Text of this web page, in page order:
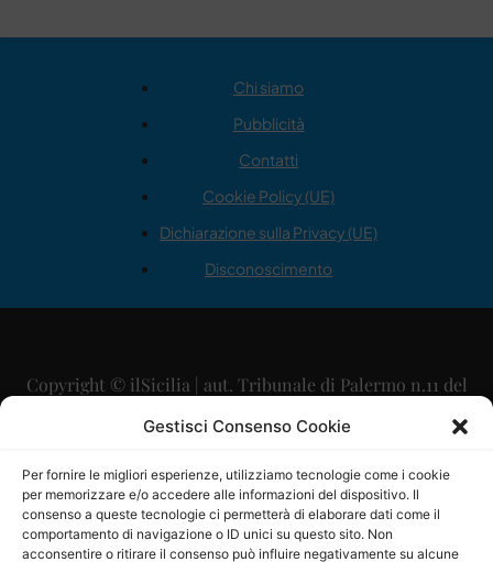
Gestisci Consenso Cookie
Per fornire le migliori esperienze, utilizziamo tecnologie come i cookie
per memorizzare e/o accedere alle informazioni del dispositivo. Il
consenso a queste tecnologie ci permetterà di elaborare dati come il
comportamento di navigazione o ID unici su questo sito. Non
acconsentire o ritirare il consenso può influire negativamente su alcune
Chi siamo
Pubblicità
Contatti
Cookie Policy (UE)
Dichiarazione sulla Privacy (UE)
Disconoscimento
Copyright © ilSicilia | aut. Tribunale di Palermo n.11 del
29/09/2015
Direttore Editoriale: Maurizio Scaglione
Direttore Responsabile: Maria Calabrese